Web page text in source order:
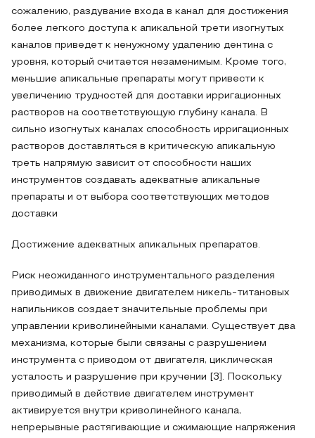
сожалению, раздувание входа в канал для достижения
более легкого доступа к апикальной трети изогнутых
каналов приведет к ненужному удалению дентина с
уровня, который считается незаменимым. Кроме того,
меньшие апикальные препараты могут привести к
увеличению трудностей для доставки ирригационных
растворов на соответствующую глубину канала. В
сильно изогнутых каналах способность ирригационных
растворов доставляться в критическую апикальную
треть напрямую зависит от способности наших
инструментов создавать адекватные апикальные
препараты и от выбора соответствующих методов
доставки
Достижение адекватных апикальных препаратов.
Риск неожиданного инструментального разделения
приводимых в движение двигателем никель-титановых
напильников создает значительные проблемы при
управлении криволинейными каналами. Существует два
механизма, которые были связаны с разрушением
инструмента с приводом от двигателя, циклическая
усталость и разрушение при кручении [3]. Поскольку
приводимый в действие двигателем инструмент
активируется внутри криволинейного канала,
непрерывные растягивающие и сжимающие напряжения